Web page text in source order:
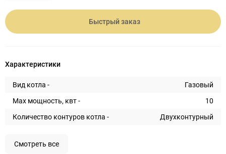
Быстрый заказ
Характеристики
Вид котла -
Газовый
Max мощность, квт -
10
Количество контуров котла -
Двухконтурный
Смотреть все